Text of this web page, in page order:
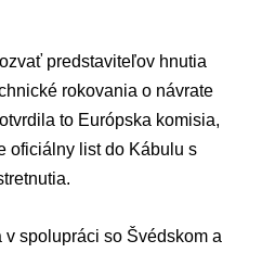
predstaviteľov hnutia
rokovania o návrate
to Európska komisia,
oficiálny list do Kábulu s
spolupráci so Švédskom a